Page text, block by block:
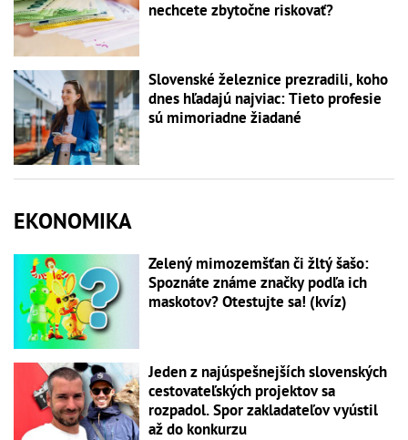
nechcete zbytočne riskovať?
Slovenské železnice prezradili, koho
dnes hľadajú najviac: Tieto profesie
sú mimoriadne žiadané
EKONOMIKA
Zelený mimozemšťan či žltý šašo:
Spoznáte známe značky podľa ich
maskotov? Otestujte sa! (kvíz)
Jeden z najúspešnejších slovenských
cestovateľských projektov sa
rozpadol. Spor zakladateľov vyústil
až do konkurzu